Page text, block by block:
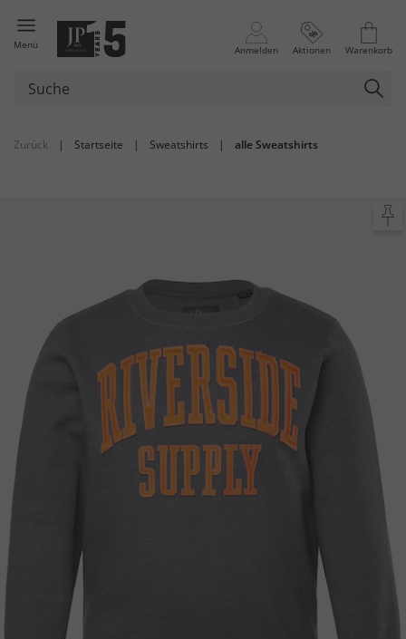
Menü Anmelden Aktionen Warenkorb
Zurück | Startseite | Sweatshirts | alle Sweatshirts